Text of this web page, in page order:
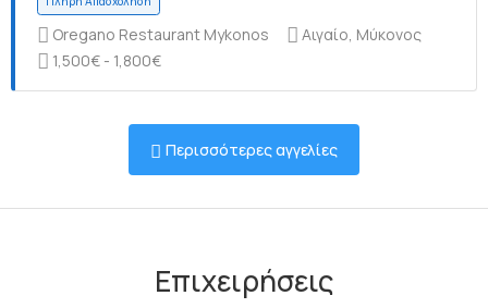
Πλήρη Απασχόληση
Oregano Restaurant Mykonos
Αιγαίο, Μύκονος
1,500€ - 1,800€
Περισσότερες αγγελίες
Επιχειρήσεις